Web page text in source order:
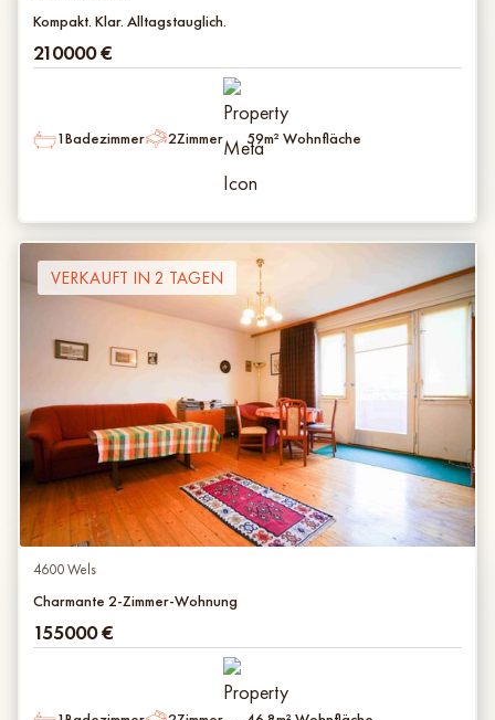
Kompakt. Klar. Alltagstauglich.
210000€
1Badezimmer 2Zimmer 59m² Wohnfläche
VERKAUFT IN 2 TAGEN
4600 Wels
Charmante 2-Zimmer-Wohnung
155000€